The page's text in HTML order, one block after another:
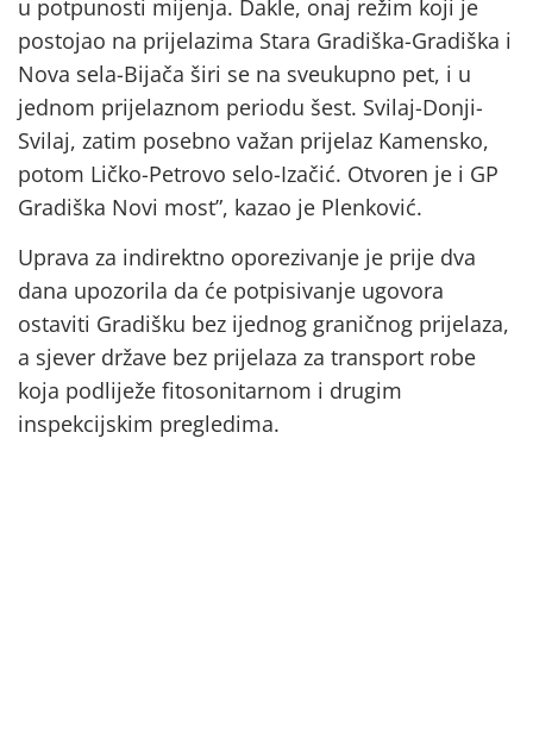
u potpunosti mijenja. Dakle, onaj režim koji je
postojao na prijelazima Stara Gradiška-Gradiška i
Nova sela-Bijača širi se na sveukupno pet, i u
jednom prijelaznom periodu šest. Svilaj-Donji-
Svilaj, zatim posebno važan prijelaz Kamensko,
potom Ličko-Petrovo selo-Izačić. Otvoren je i GP
Gradiška Novi most”, kazao je Plenković.
Uprava za indirektno oporezivanje je prije dva
dana upozorila da će potpisivanje ugovora
ostaviti Gradišku bez ijednog graničnog prijelaza,
a sjever države bez prijelaza za transport robe
koja podliježe fitosonitarnom i drugim
inspekcijskim pregledima.